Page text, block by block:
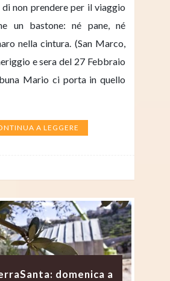
non prendere per il viaggio
un bastone: né pane, né
nella cintura. (San Marco,
e sera del 27 Febbraio
Mario ci porta in quello
A LEGGERE
domenica a